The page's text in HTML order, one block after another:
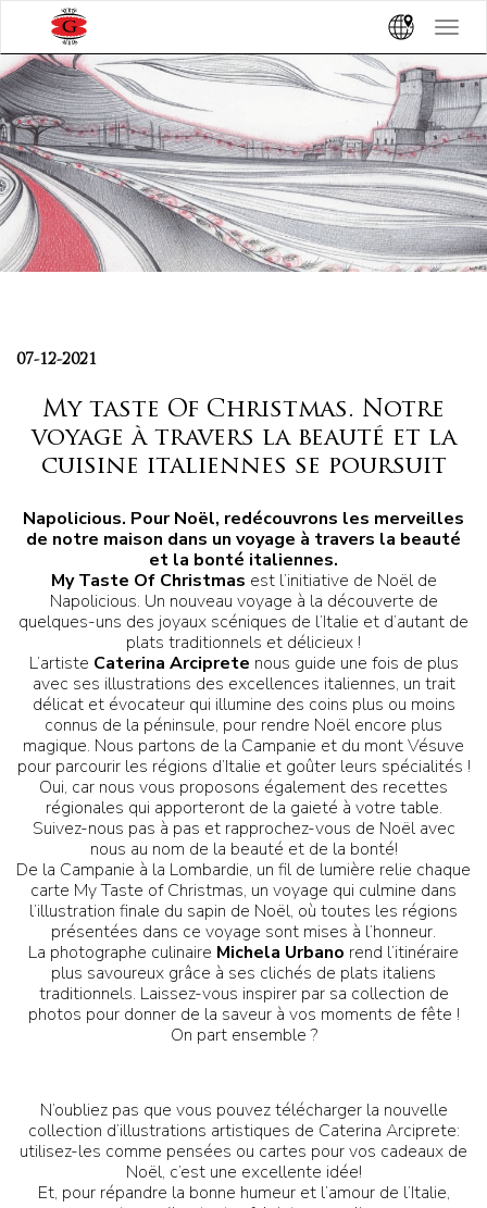
Toggle
07-12-2021
My taste Of Christmas. Notre
voyage à travers la beauté et la
cuisine italiennes se poursuit
Napolicious. Pour Noël, redécouvrons les merveilles
de notre maison dans un voyage à travers la beauté
et la bonté italiennes.
My Taste Of Christmas est l’initiative de Noël de
Napolicious. Un nouveau voyage à la découverte de
quelques-uns des joyaux scéniques de l’Italie et d’autant de
plats traditionnels et délicieux !
L’artiste Caterina Arciprete nous guide une fois de plus
avec ses illustrations des excellences italiennes, un trait
délicat et évocateur qui illumine des coins plus ou moins
connus de la péninsule, pour rendre Noël encore plus
magique. Nous partons de la Campanie et du mont Vésuve
pour parcourir les régions d’Italie et goûter leurs spécialités !
Oui, car nous vous proposons également des recettes
régionales qui apporteront de la gaieté à votre table.
Suivez-nous pas à pas et rapprochez-vous de Noël avec
nous au nom de la beauté et de la bonté!
De la Campanie à la Lombardie, un fil de lumière relie chaque
carte My Taste of Christmas, un voyage qui culmine dans
l’illustration finale du sapin de Noël, où toutes les régions
présentées dans ce voyage sont mises à l’honneur.
La photographe culinaire Michela Urbano rend l’itinéraire
plus savoureux grâce à ses clichés de plats italiens
traditionnels. Laissez-vous inspirer par sa collection de
photos pour donner de la saveur à vos moments de fête !
On part ensemble ?
N’oubliez pas que vous pouvez télécharger la nouvelle
collection d’illustrations artistiques de Caterina Arciprete:
utilisez-les comme pensées ou cartes pour vos cadeaux de
Noël, c’est une excellente idée!
Et, pour répandre la bonne humeur et l’amour de l’Italie,